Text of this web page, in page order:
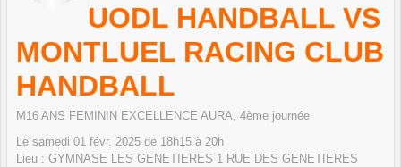
UODL HANDBALL VS
MONTLUEL RACING CLUB
HANDBALL
M16 ANS FEMININ EXCELLENCE AURA, 4ème journée
Le samedi 01 févr. 2025 de 18h15 à 20h
Lieu : GYMNASE LES GENETIERES 1 RUE DES GENETIERES